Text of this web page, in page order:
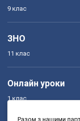
9 клас
ЗНО
11 клас
Онлайн уроки
1 клас
Разом з нашими